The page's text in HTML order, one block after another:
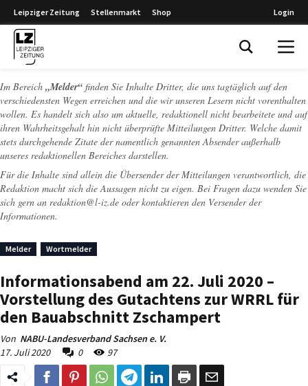
Leipziger Zeitung Stellenmarkt Shop Login
Im Bereich „Melder“ finden Sie Inhalte Dritter, die uns tagtäglich auf den
verschiedensten Wegen erreichen und die wir unseren Lesern nicht vorenthalten
wollen. Es handelt sich also um aktuelle, redaktionell nicht bearbeitete und auf
ihren Wahrheitsgehalt hin nicht überprüfte Mitteilungen Dritter. Welche damit
stets durchgehende Zitate der namentlich genannten Absender außerhalb
unseres redaktionellen Bereiches darstellen.
Für die Inhalte sind allein die Übersender der Mitteilungen verantwortlich, die
Redaktion macht sich die Aussagen nicht zu eigen. Bei Fragen dazu wenden Sie
sich gern an redaktion@l-iz.de oder kontaktieren den Versender der
Informationen.
Melder Wortmelder
Informationsabend am 22. Juli 2020 –
Vorstellung des Gutachtens zur WRRL für
den Bauabschnitt Zschampert
Von NABU-Landesverband Sachsen e. V.
17. Juli 2020
0 97